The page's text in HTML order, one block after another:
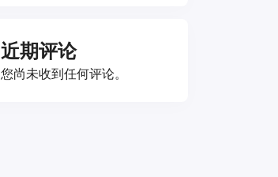
近期评论
您尚未收到任何评论。